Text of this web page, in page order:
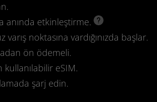
anında etkinleştirme.
noktasına vardığınızda başlar.
ön ödemeli.
eSIM.
şarj edin.